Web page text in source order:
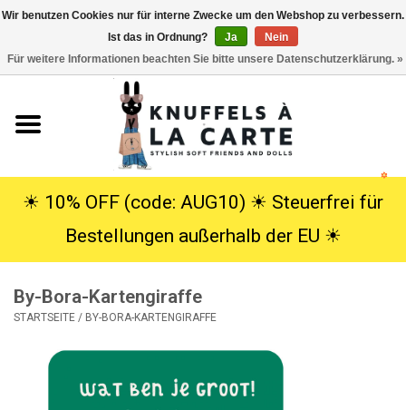
Kuscheltiere
SALE
☀︎ 10% OFF (code: AUG10) ☀︎ Steuerfrei für
Bestellungen außerhalb der EU ☀︎
By-Bora-Kartengiraffe
STARTSEITE / BY-BORA-KARTENGIRAFFE
Wir benutzen Cookies nur für interne Zwecke um den Webshop zu verbessern.
Ist das in Ordnung?
Ja
Nein
Für weitere Informationen beachten Sie bitte unsere Datenschutzerklärung. »